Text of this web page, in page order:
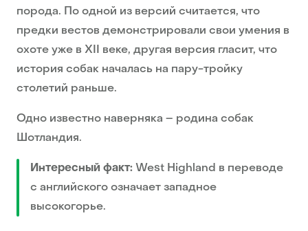
порода. По одной из версий считается, что
предки вестов демонстрировали свои умения в
охоте уже в XII веке, другая версия гласит, что
история собак началась на пару-тройку
столетий раньше.
Одно известно наверняка – родина собак
Шотландия.
Интересный факт: West Highland в переводе
с английского означает западное
высокогорье.